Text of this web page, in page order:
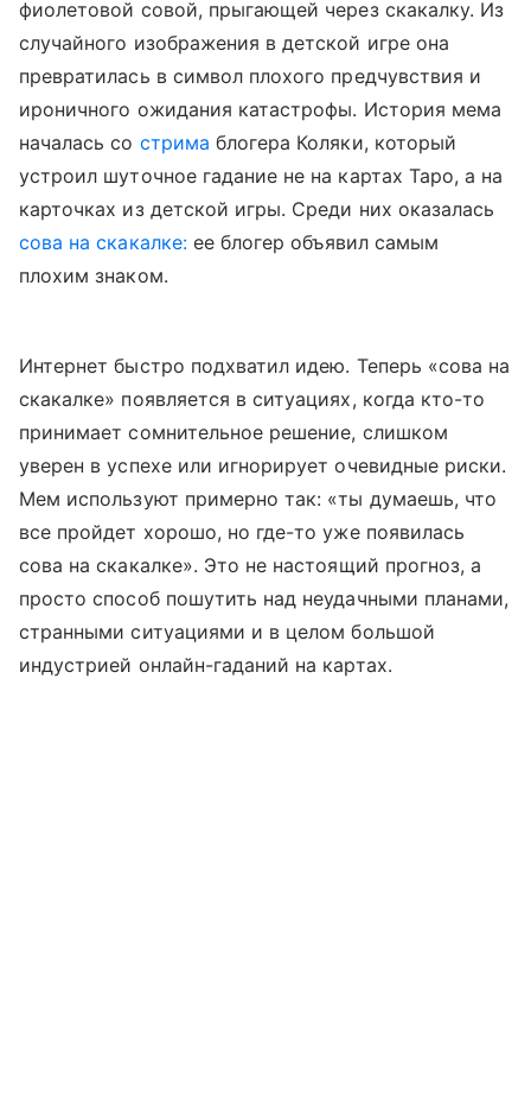
фиолетовой совой, прыгающей через скакалку. Из
случайного изображения в детской игре она
превратилась в символ плохого предчувствия и
ироничного ожидания катастрофы. История мема
началась со стрима блогера Коляки, который
устроил шуточное гадание не на картах Таро, а на
карточках из детской игры. Среди них оказалась
сова на скакалке:ее блогер объявил самым
плохим знаком.
Интернет быстро подхватил идею. Теперь «сова на
скакалке» появляется в ситуациях, когда кто-то
принимает сомнительное решение, слишком
уверен в успехе или игнорирует очевидные риски.
Мем используют примерно так: «ты думаешь, что
все пройдет хорошо, но где-то уже появилась
сова на скакалке». Это не настоящий прогноз, а
просто способ пошутить над неудачными планами,
странными ситуациями и в целом большой
индустрией онлайн-гаданий на картах.